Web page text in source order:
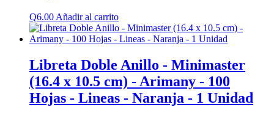
Q6.00 Añadir al carrito
Libreta Doble Anillo - Minimaster
(16.4 x 10.5 cm) - Arimany - 100
Hojas - Lineas - Naranja - 1 Unidad